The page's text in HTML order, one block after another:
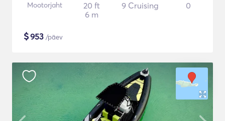
Mootorjaht
20 ft
6 m
9 Cruising 0
$953 /päev